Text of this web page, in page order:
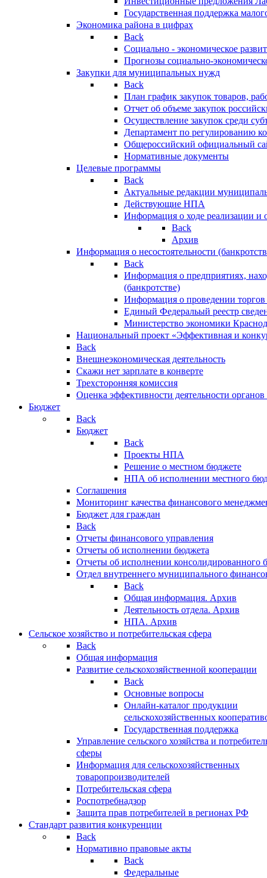
Государственная поддержка
Экономика района в цифрах
Back
Социально - экономическое
Прогнозы социально-
Закупки для муниципальных нужд
Back
План график закупок товаров,
Отчет об объеме закупок
Осуществление закупок среди
Департамент по регулированию
Общероссийский официальный
Нормативные документы
Целевые программы
Back
Актуальные редакции
Действующие НПА
Информация о ходе реализации
Back
Архив
Информация о несостоятельности
Back
Информация о предприятиях,
(банкротстве)
Информация о проведении
Единый Федеральый реестр
Министерство экономики
Национальный проект «Эффективная и
Back
Внешнеэкономическая деятельность
Скажи нет зарплате в конверте
Трехсторонняя комиссия
Оценка эффективности деятельности
Бюджет
Back
Бюджет
Back
Проекты НПА
Решение о местном бюджете
НПА об исполнении местного
Соглашения
Мониторинг качества финансового
Бюджет для граждан
Back
Отчеты финансового управления
Отчеты об исполнении бюджета
Отчеты об исполнении консолидированного
Отдел внутреннего муниципального
Back
Общая информация. Архив
Деятельность отдела. Архив
НПА. Архив
Сельское хозяйство и потребительская сфера
Back
Общая информация
Развитие сельскохозяйственной кооперации
Back
Основные вопросы
Онлайн-каталог продукции
сельскохозяйственных
Государственная поддержка
Управление сельского хозяйства и
сферы
Информация для сельскохозяйственных
товаропроизводителей
Потребительская сфера
Роспотребнадзор
Защита прав потребителей в регионах РФ
Стандарт развития конкуренции
Back
Нормативно правовые акты
Back
Федеральные